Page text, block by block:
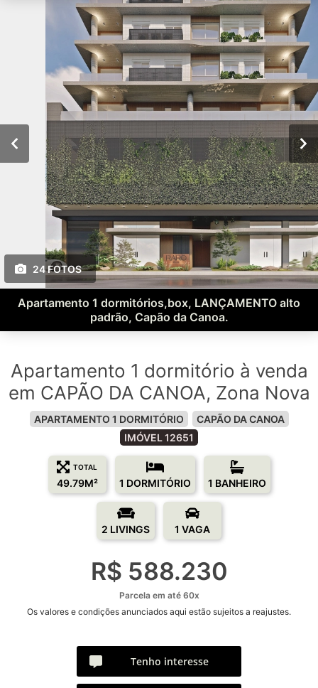
24 FOTOS
Apartamento 1 dormitórios,box, LANÇAMENTO alto
padrão, Capão da Canoa.
Apartamento 1 dormitório à venda
em CAPÃO DA CANOA, Zona Nova
APARTAMENTO 1 DORMITÓRIO
CAPÃO DA CANOA
IMÓVEL 12651
TOTAL
49.79M² 1 DORMITÓRIO 1 BANHEIRO
2 LIVINGS 1 VAGA
R$ 588.230
Parcela em até 60x
Os valores e condições anunciados aqui estão sujeitos a reajustes.
Tenho interesse